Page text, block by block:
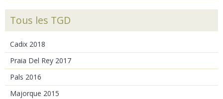
Tous les TGD
Cadix 2018
Praia Del Rey 2017
Pals 2016
Majorque 2015